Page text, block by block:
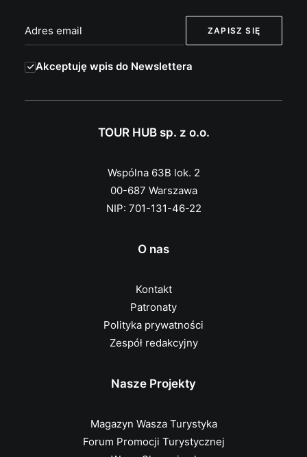
Akceptuję wpis do Newslettera
TOUR HUB sp. z o.o.
Wspólna 63B lok. 2
00-687 Warszawa
NIP: 701-131-46-22
O nas
Kontakt
Patronaty
Polityka prywatności
Zespół redakcyjny
Nasze Projekty
Magazyn Wasza Turystyka
Forum Promocji Turystycznej